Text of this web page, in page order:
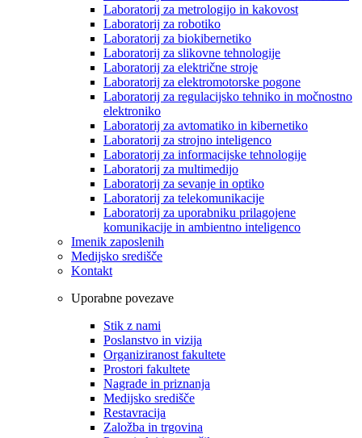
Laboratorij za metrologijo in kakovost
Laboratorij za robotiko
Laboratorij za biokibernetiko
Laboratorij za slikovne tehnologije
Laboratorij za električne stroje
Laboratorij za elektromotorske pogone
Laboratorij za regulacijsko tehniko in močnostno
elektroniko
Laboratorij za avtomatiko in kibernetiko
Laboratorij za strojno inteligenco
Laboratorij za informacijske tehnologije
Laboratorij za multimedijo
Laboratorij za sevanje in optiko
Laboratorij za telekomunikacije
Laboratorij za uporabniku prilagojene
komunikacije in ambientno inteligenco
Imenik zaposlenih
Medijsko središče
Kontakt
Uporabne povezave
Stik z nami
Poslanstvo in vizija
Organiziranost fakultete
Prostori fakultete
Nagrade in priznanja
Medijsko središče
Restavracija
Založba in trgovina